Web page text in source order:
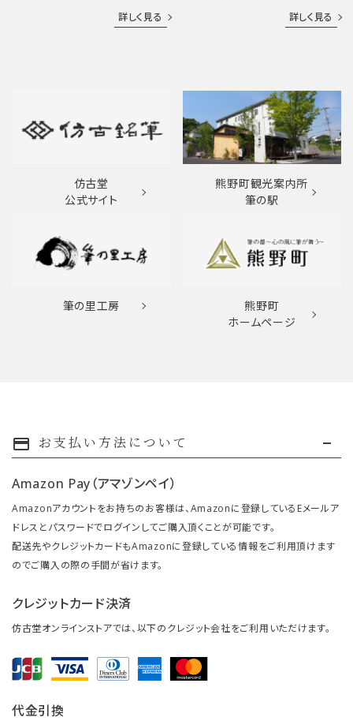
詳しく見る 詳しく見る
仿古堂
公式サイト
熊野町観光案内所
筆の駅
筆の里工房
熊野町
ホームページ
payment お支払い方法について
Amazon Pay（アマゾンペイ）
Amazonアカウントをお持ちのお客様は、Amazonに登録しているEメールア
ドレスとパスワードでログインしてご購入頂くことが可能です。
配送先やクレジットカードもAmazonに登録している情報をご利用頂けます
のでご購入の際の手間が省けます。
クレジットカード決済
仿古堂オンラインストアでは、以下のクレジット会社をご利用いただけます。
代金引換